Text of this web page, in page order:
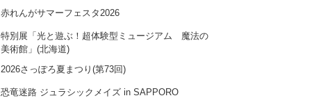
赤れんがサマーフェスタ2026
特別展「光と遊ぶ！超体験型ミュージアム 魔法の
美術館」(北海道)
2026さっぽろ夏まつり(第73回)
恐竜迷路 ジュラシックメイズ in SAPPORO